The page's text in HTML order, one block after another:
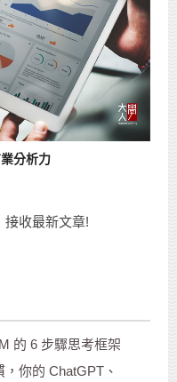
分析力
接收最新文章!
的 6 步驟思考框架
你的 ChatGPT、